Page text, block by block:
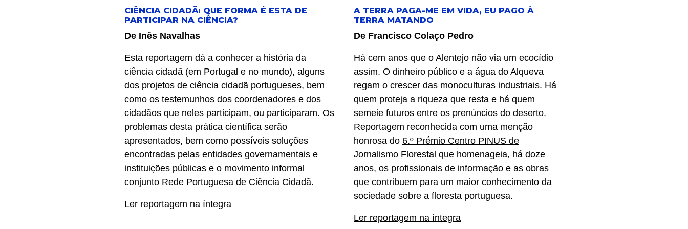
CIÊNCIA CIDADÃ: QUE FORMA É ESTA DE
PARTICIPAR NA CIÊNCIA?
De Inês Navalhas
Esta reportagem dá a conhecer a história da
ciência cidadã (em Portugal e no mundo), alguns
dos projetos de ciência cidadã portugueses, bem
como os testemunhos dos coordenadores e dos
cidadãos que neles participam, ou participaram. Os
problemas desta prática científica serão
apresentados, bem como possíveis soluções
encontradas pelas entidades governamentais e
instituições públicas e o movimento informal
conjunto Rede Portuguesa de Ciência Cidadã.
Ler reportagem na íntegra
A TERRA PAGA-ME EM VIDA, EU PAGO À
TERRA MATANDO
De Francisco Colaço Pedro
Há cem anos que o Alentejo não via um ecocídio
assim. O dinheiro público e a água do Alqueva
regam o crescer das monoculturas industriais. Há
quem proteja a riqueza que resta e há quem
semeie futuros entre os prenúncios do deserto.
Reportagem reconhecida com uma menção
honrosa do 6.º Prémio Centro PINUS de
Jornalismo Florestal que homenageia, há doze
anos, os profissionais de informação e as obras
que contribuem para um maior conhecimento da
sociedade sobre a floresta portuguesa.
Ler reportagem na íntegra